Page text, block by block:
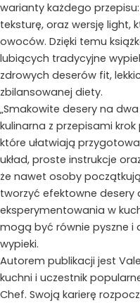
warianty każdego
teksturę, oraz wersję light,
owoców. Dzięki temu
lubiących tradycyjne
zdrowych deserów fit,
zbilansowanej diety.
„Smakowite desery na
kulinarna z przepisami
które ułatwiają
układ, proste instrukcje
że nawet osoby
tworzyć efektowne desery
eksperymentowania w
mogą być równie pyszne i
wypieki.
Autorem publikacji jest
kuchni i uczestnik
Chef. Swoją karierę